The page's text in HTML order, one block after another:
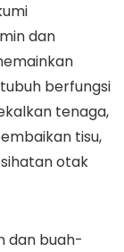
dan
berfungsi
tenaga,
tisu,
otak
dan buah-